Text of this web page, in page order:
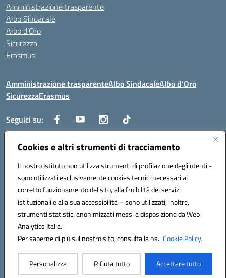
Cookies e altri strumenti di tracciamento
Il nostro Istituto non utilizza strumenti di profilazione degli utenti -
sono utilizzati esclusivamente cookies tecnici necessari al
corretto funzionamento del sito, alla fruibilità dei servizi
istituzionali e alla sua accessibilità – sono utilizzati, inoltre,
strumenti statistici anonimizzati messi a disposizione da Web
Analytics Italia.
Per saperne di più sul nostro sito, consulta la ns. Cookie Policy.
Personalizza Rifiuta tutto Accettare tutto
Amministrazione trasparente
Albo Sindacale
Albo d’Oro
Sicurezza
Erasmus
Amministrazione trasparenteAlbo SindacaleAlbo d’Oro
SicurezzaErasmus
Seguici su:
Centralino:0885.426034 Email:FGTD02000P@istruzione.it
Posta elettronica certificata (PEC):fgtd02000p@pec.istruzione.it
Codice fiscale: 81002930717
Codice meccanografico:FGTD02000P
Codice unico di fatturazione (CUF): UFUN7Y
Hosting & Powered by 3D Solution S.r.l.
Concept & Design by Designers Italia